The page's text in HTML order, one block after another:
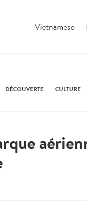
Vietnamese
DÉCOUVERTE CULTURE